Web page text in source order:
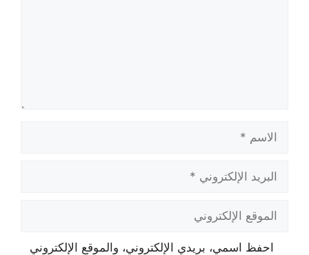
الإلكتروني
الإلكتروني
احفظ اسمي، بريدي الإلكتروني، والموقع الإلكتروني